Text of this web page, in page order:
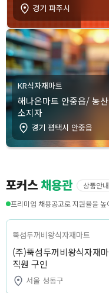
경기 파주시
KR식자재마트
해나온마트 안중읍/ 농
소지자
경기 평택시 안중읍
포커스채용관
상품안내
프리미엄 채용공고로 지원율을 높
뚝섬두꺼비왕식자재마트
(주)뚝섬두꺼비왕식자재
직원 구인
서울 성동구